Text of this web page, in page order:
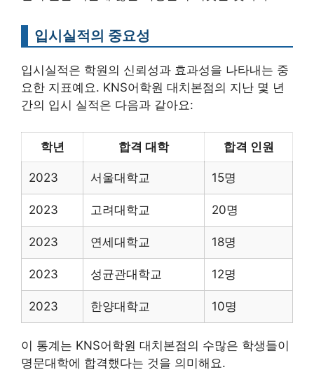
입시실적의 중요성
입시실적은 학원의 신뢰성과 효과성을 나타내는 중
요한 지표예요. KNS어학원 대치본점의 지난 몇 년
간의 입시 실적은 다음과 같아요:
학년 합격 대학 합격 인원
2023 서울대학교 15명
2023 고려대학교 20명
2023 연세대학교 18명
2023 성균관대학교 12명
2023 한양대학교 10명
이 통계는 KNS어학원 대치본점의 수많은 학생들이
명문대학에 합격했다는 것을 의미해요.